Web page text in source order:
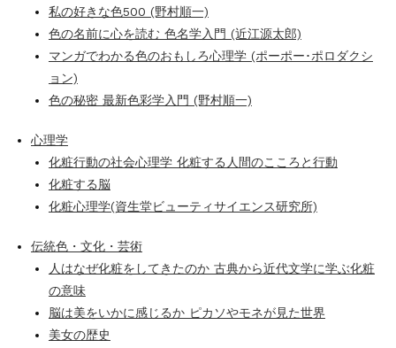
私の好きな色500 (野村順一)
色の名前に心を読む 色名学入門 (近江源太郎)
マンガでわかる色のおもしろ心理学 (ポーポー･ポロダクシ
ョン)
色の秘密 最新色彩学入門 (野村順一)
心理学
化粧行動の社会心理学 化粧する人間のこころと行動
化粧する脳
化粧心理学(資生堂ビューティサイエンス研究所)
伝統色・文化・芸術
人はなぜ化粧をしてきたのか 古典から近代文学に学ぶ化粧
の意味
脳は美をいかに感じるか ピカソやモネが見た世界
美女の歴史